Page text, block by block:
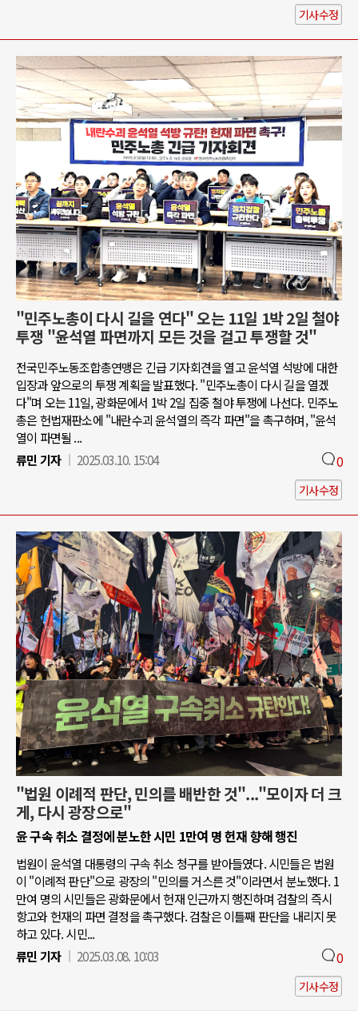
기사수정
"민주노총이 다시 길을 연다" 오는 11일 1박 2일 철야
투쟁 "윤석열 파면까지 모든 것을 걸고 투쟁할 것"
전국민주노동조합총연맹은 긴급 기자회견을 열고 윤석열 석방에 대한
입장과 앞으로의 투쟁 계획을 발표했다. "민주노총이 다시 길을 열겠
다"며 오는 11일, 광화문에서 1박 2일 집중 철야 투쟁에 나선다. 민주노
총은 헌법재판소에 "내란수괴 윤석열의 즉각 파면"을 촉구하며, "윤석
열이 파면될 ...
류민 기자
2025.03.10. 15:04 0
기사수정
"법원 이례적 판단, 민의를 배반한 것"..."모이자 더 크
게, 다시 광장으로"
윤 구속 취소 결정에 분노한 시민 1만여 명 헌재 향해 행진
법원이 윤석열 대통령의 구속 취소 청구를 받아들였다. 시민들은 법원
이 "이례적 판단"으로 광장의 "민의를 거스른 것"이라면서 분노했다. 1
만여 명의 시민들은 광화문에서 헌재 인근까지 행진하며 검찰의 즉시
항고와 헌재의 파면 결정을 촉구했다. 검찰은 이틀째 판단을 내리지 못
하고 있다. 시민...
류민 기자
2025.03.08. 10:03 0
기사수정